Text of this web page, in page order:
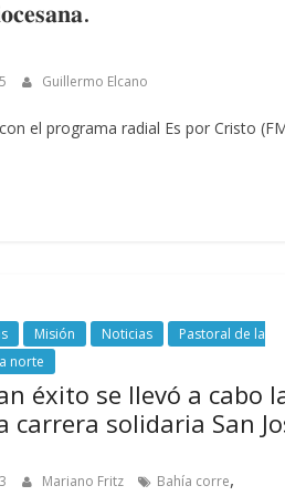
Guillermo Elcano
el programa radial Es por Cristo
Misión Noticias
Pastoral de la
norte
éxito se llevó a cabo
carrera solidaria San
Mariano Fritz Bahía corre,